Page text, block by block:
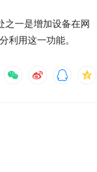
之一是增加设备在网
用这一功能。